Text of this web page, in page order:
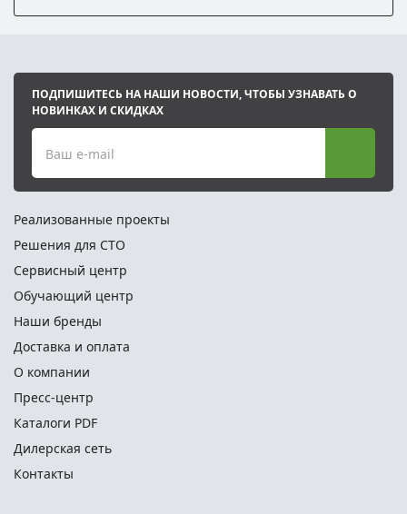
ПОДПИШИТЕСЬ НА НАШИ НОВОСТИ, ЧТОБЫ УЗНАВАТЬ О
НОВИНКАХ И СКИДКАХ
Ваш e-mail
Реализованные проекты
Решения для СТО
Сервисный центр
Обучающий центр
Наши бренды
Доставка и оплата
О компании
Пресс-центр
Каталоги PDF
Дилерская сеть
Контакты